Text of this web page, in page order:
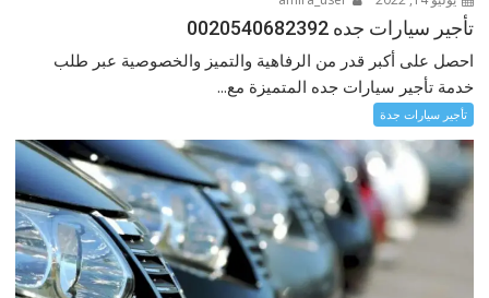
تأجير سيارات جده 0020540682392
احصل على أكبر قدر من الرفاهية والتميز والخصوصية عبر طلب
خدمة تأجير سيارات جده المتميزة مع...
تأجير سيارات جدة